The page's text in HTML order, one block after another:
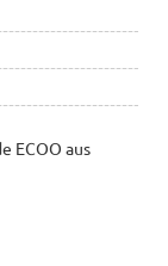
ECOO aus